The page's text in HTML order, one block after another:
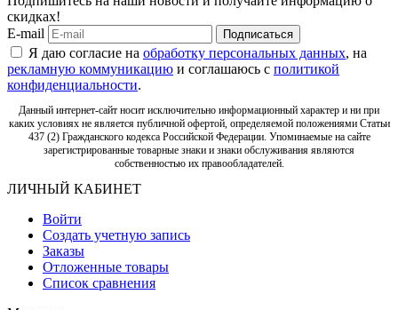
скидках!
E-mail
Подписаться
Я даю согласие на обработку персональных данных, на
рекламную коммуникацию и соглашаюсь с политикой
конфиденциальности.
Данный интернет-сайт носит исключительно информационный характер и ни при
каких условиях не является публичной офертой, определяемой положениями Статьи
437 (2) Гражданского кодекса Российской Федерации. Упоминаемые на сайте
зарегистрированные товарные знаки и знаки обслуживания являются
собственностью их правообладателей.
ЛИЧНЫЙ КАБИНЕТ
Войти
Создать учетную запись
Заказы
Отложенные товары
Список сравнения